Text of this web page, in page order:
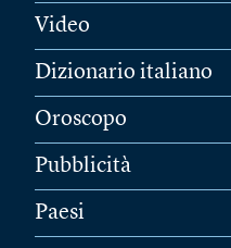
Video
Dizionario italiano
Oroscopo
Pubblicità
Paesi